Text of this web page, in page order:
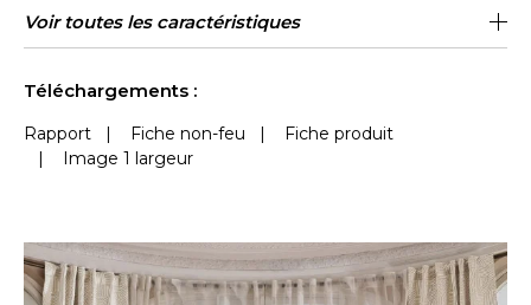
Raccord Raccord droit
Sens De large
Poids g/m² 337
Usage
Entretien
Pays
d'origine
Inde
Rapport
Horizontal
44 cm / 17 Inches
Rapport
Vertical
61 cm / 24 Inches
Voir toutes les caractéristiques
Téléchargements :
Rapport | Fiche non-feu |
Fiche produit
| Image 1 largeur